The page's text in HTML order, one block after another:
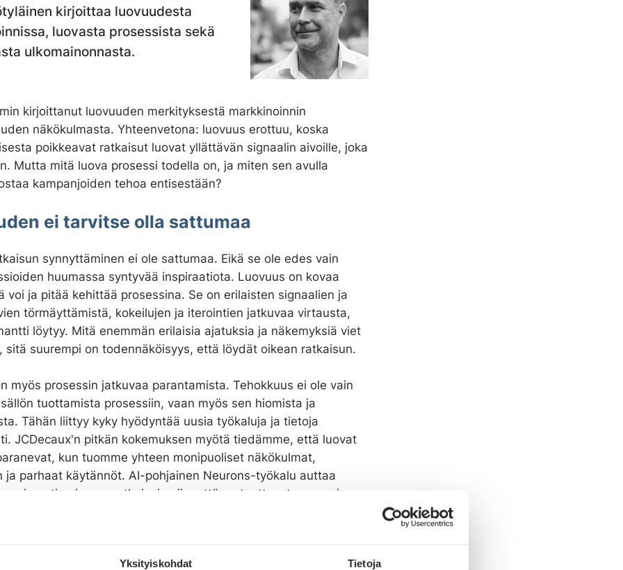
Yksityiskohdat Tietoja
kirjoittaa luovuudesta
luovasta prosessista sekä
ulkomainonnasta.
kirjoittanut luovuuden merkityksestä markkinoinnin
näkökulmasta. Yhteenvetona: luovuus erottuu, koska
poikkeavat ratkaisut luovat yllättävän signaalin aivoille, joka
Mutta mitä luova prosessi todella on, ja miten sen avulla
kampanjoiden tehoa entisestään?
ei tarvitse olla sattumaa
synnyttäminen ei ole sattumaa. Eikä se ole edes vain
huumassa syntyvää inspiraatiota. Luovuus on kovaa
voi ja pitää kehittää prosessina. Se on erilaisten signaalien ja
törmäyttämistä, kokeilujen ja iterointien jatkuvaa virtausta,
löytyy. Mitä enemmän erilaisia ajatuksia ja näkemyksiä viet
sitä suurempi on todennäköisyys, että löydät oikean ratkaisun.
myös prosessin jatkuvaa parantamista. Tehokkuus ei ole vain
tuottamista prosessiin, vaan myös sen hiomista ja
Tähän liittyy kyky hyödyntää uusia työkaluja ja tietoja
JCDecaux'n pitkän kokemuksen myötä tiedämme, että luovat
kun tuomme yhteen monipuoliset näkökulmat,
ja parhaat käytännöt. AI-pohjainen Neurons-työkalu auttaa
ja optimoimaan ratkaisuja niin, että ne tuottavat parempia
ulkomainonnassa